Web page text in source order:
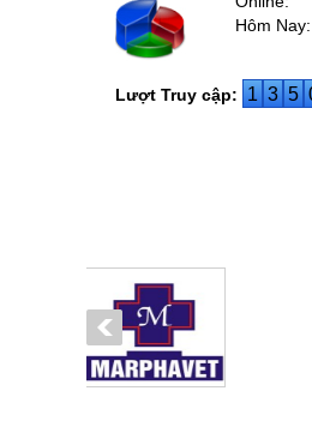
Hôm Nay:
Lượt Truy cập: 1 3 5